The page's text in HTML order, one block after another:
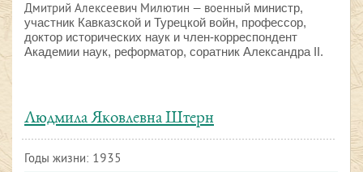
Дмитрий Алексеевич Милютин — военный министр,
участник Кавказской и Турецкой войн, профессор,
доктор исторических наук и член-корреспондент
Академии наук, реформатор, соратник Александра II.
Людмила Яковлевна Штерн
Годы жизни: 1935